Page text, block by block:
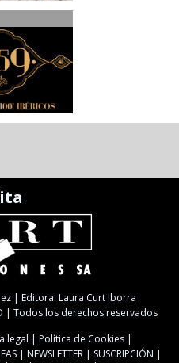
| Editora: Laura Curt Iborra
| Todos los derechos reservados
legal
Política de Cookies
NEWSLETTER
SUSCRIPCIÓN